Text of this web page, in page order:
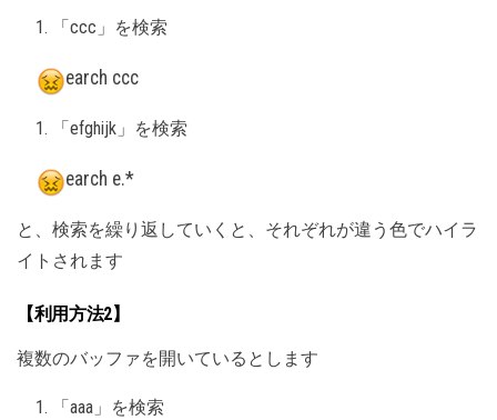
「ccc」を検索
earch ccc
「efghijk」を検索
earch e.*
と、検索を繰り返していくと、それぞれが違う色でハイラ
イトされます
【利用方法2】
複数のバッファを開いているとします
「aaa」を検索